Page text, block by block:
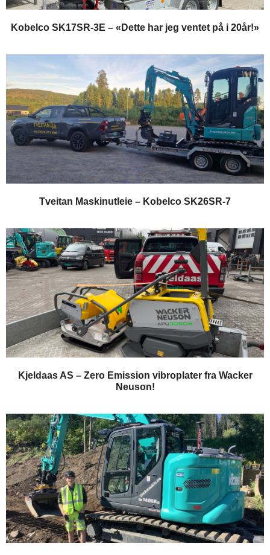
Kobelco SK17SR-3E – «Dette har jeg ventet på i 20år!»
Tveitan Maskinutleie – Kobelco SK26SR-7
Kjeldaas AS – Zero Emission vibroplater fra Wacker
Neuson!